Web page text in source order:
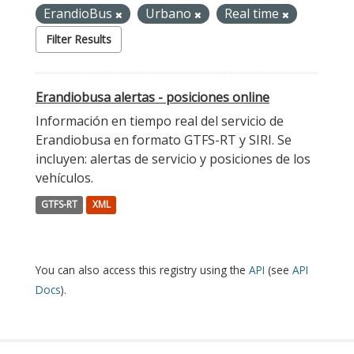
ErandioBus
Urbano Real time
Filter Results
Erandiobusa alertas - posiciones online
Información en tiempo real del servicio de
Erandiobusa en formato GTFS-RT y SIRI. Se
incluyen: alertas de servicio y posiciones de los
vehículos.
GTFS-RT XML
You can also access this registry using the API (see API
Docs).